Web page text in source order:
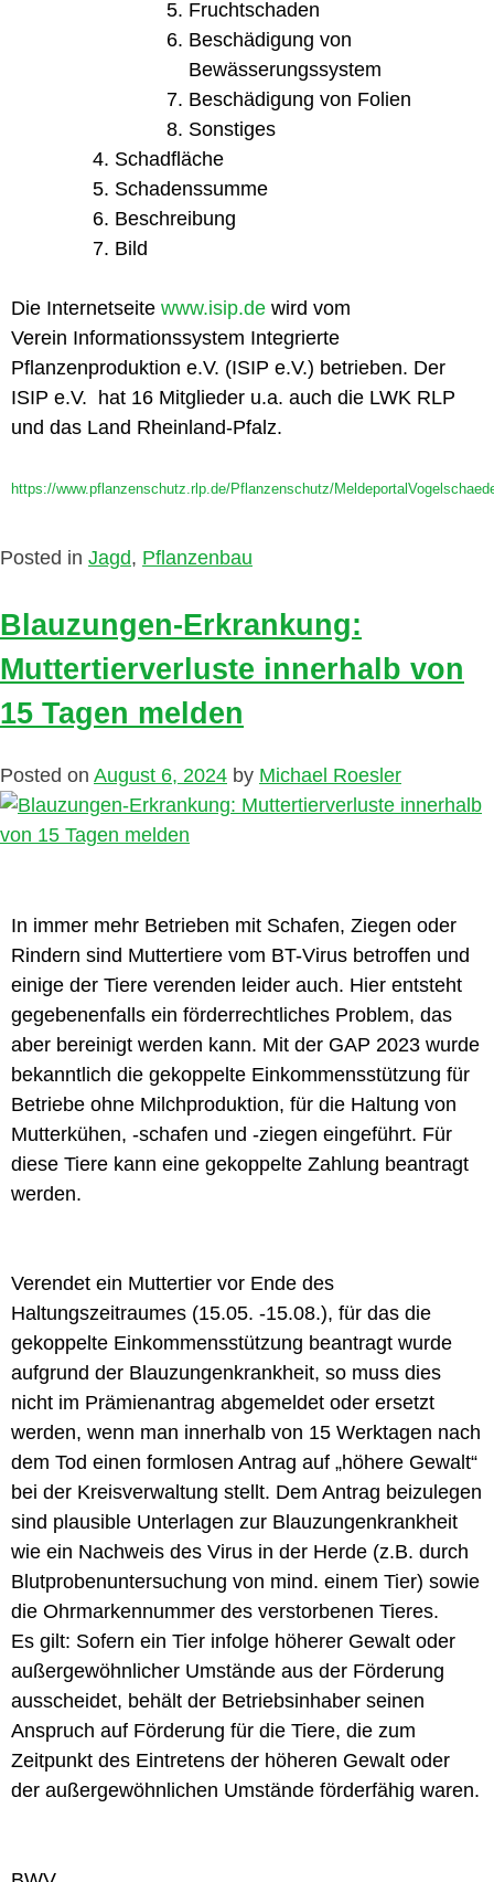
Fruchtschaden
Beschädigung von
Bewässerungssystem
Beschädigung von Folien
Sonstiges
Schadfläche
Schadenssumme
Beschreibung
Bild
Die Internetseite www.isip.de wird vom
Verein Informationssystem Integrierte
Pflanzenproduktion e.V. (ISIP e.V.) betrieben. Der
ISIP e.V. hat 16 Mitglieder u.a. auch die LWK RLP
und das Land Rheinland-Pfalz.
https://www.pflanzenschutz.rlp.de/Pflanzenschutz/
Posted in Jagd, Pflanzenbau
Blauzungen-Erkrankung:
Muttertierverluste innerhalb von
15 Tagen melden
Posted on August 6, 2024 by Michael Roesler
In immer mehr Betrieben mit Schafen, Ziegen oder
Rindern sind Muttertiere vom BT-Virus betroffen und
einige der Tiere verenden leider auch. Hier entsteht
gegebenenfalls ein förderrechtliches Problem, das
aber bereinigt werden kann. Mit der GAP 2023 wurde
bekanntlich die gekoppelte Einkommensstützung für
Betriebe ohne Milchproduktion, für die Haltung von
Mutterkühen, -schafen und -ziegen eingeführt. Für
diese Tiere kann eine gekoppelte Zahlung beantragt
werden.
Verendet ein Muttertier vor Ende des
Haltungszeitraumes (15.05. -15.08.), für das die
gekoppelte Einkommensstützung beantragt wurde
aufgrund der Blauzungenkrankheit, so muss dies
nicht im Prämienantrag abgemeldet oder ersetzt
werden, wenn man innerhalb von 15 Werktagen nach
dem Tod einen formlosen Antrag auf „höhere Gewalt“
bei der Kreisverwaltung stellt. Dem Antrag beizulegen
sind plausible Unterlagen zur Blauzungenkrankheit
wie ein Nachweis des Virus in der Herde (z.B. durch
Blutprobenuntersuchung von mind. einem Tier) sowie
die Ohrmarkennummer des verstorbenen Tieres.
Es gilt: Sofern ein Tier infolge höherer Gewalt oder
außergewöhnlicher Umstände aus der Förderung
ausscheidet, behält der Betriebsinhaber seinen
Anspruch auf Förderung für die Tiere, die zum
Zeitpunkt des Eintretens der höheren Gewalt oder
der außergewöhnlichen Umstände förderfähig waren.